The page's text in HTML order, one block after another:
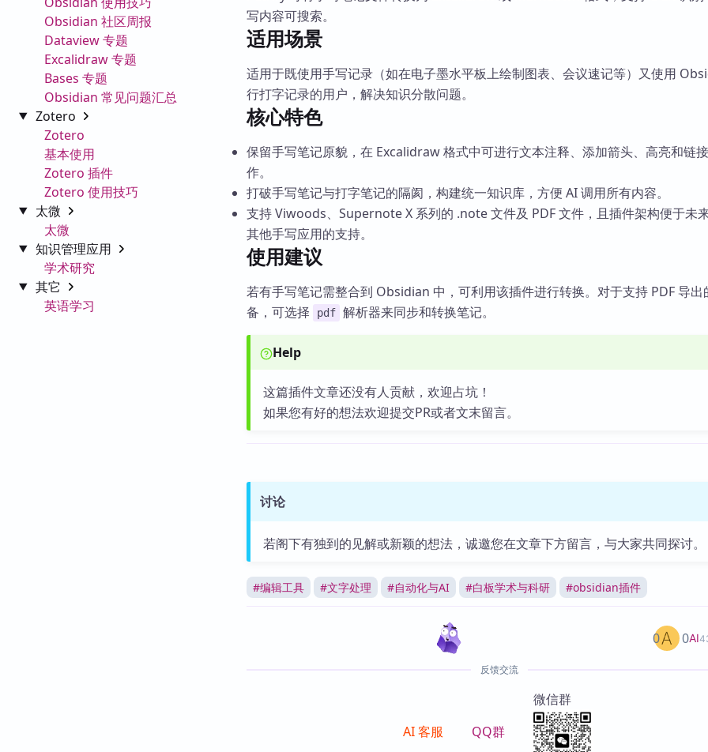
Obsidian 社区周报
Dataview 专题
Excalidraw 专题
Bases 专题
Obsidian 常见问题汇总
Zotero
Zotero
基本使用
Zotero 插件
Zotero 使用技巧
太微
太微
知识管理应用
学术研究
其它
英语学习
写内容可搜索。
适用场景
适用于既使用手写记录（如在电子墨水平板上绘制图表、会议速记等）又使用
行打字记录的用户，解决知识分散问题。
核心特色
保留手写笔记原貌，在 Excalidraw 格式中可进行文本注释、添加箭头、高亮和链
作。
打破手写笔记与打字笔记的隔阂，构建统一知识库，方便 AI 调用所有内容。
支持 Viwoods、Supernote X 系列的 .note 文件及 PDF 文件，且插件架构便于未
其他手写应用的支持。
使用建议
若有手写笔记需整合到 Obsidian 中，可利用该插件进行转换。对于支持 PDF 导出
备，可选择
pdf 解析器来同步和转换笔记。
Help
这篇插件文章还没有人贡献，欢迎占坑！
如果您有好的想法欢迎提交PR或者文末留言。
讨论
若阁下有独到的见解或新颖的想法，诚邀您在文章下方留言，与大家共同探讨。
#编辑工具 #文字处理 #自动化与AI #白板学术与科研 #obsidian插件
AI
0 0
反馈交流
AI 客服 QQ群
微信群